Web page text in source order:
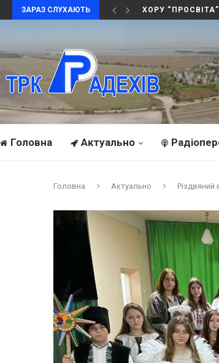
ЗАРАЗ СЛУХАЮТЬ АНДРІЙ
Головна Актуально
Головна Актуально Різдвяний